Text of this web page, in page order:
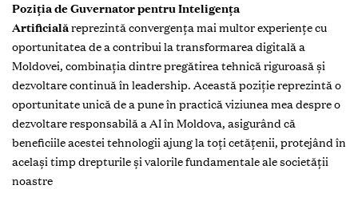
Poziția de Guvernator pentru Inteligența
Artificialăreprezintă convergența mai multor experiențe cu
oportunitatea de a contribui la transformarea digitală a
Moldovei, combinația dintre pregătirea tehnică riguroasă și
dezvoltare continuă în leadership. Această poziție reprezintă o
oportunitate unică de a pune în practică viziunea mea despre o
dezvoltare responsabilă a AI în Moldova, asigurând că
beneficiile acestei tehnologii ajung la toți cetățenii, protejând în
același timp drepturile și valorile fundamentale ale societății
noastre